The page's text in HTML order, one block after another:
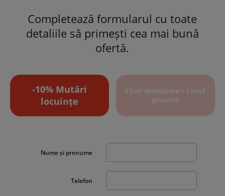
Completează formularul cu toate
detaliile să primești cea mai bună
ofertă.
-10% Mutări
locuințe
5 luni depozitare + 1 lună
gratuită
Nume și prenume
Telefon